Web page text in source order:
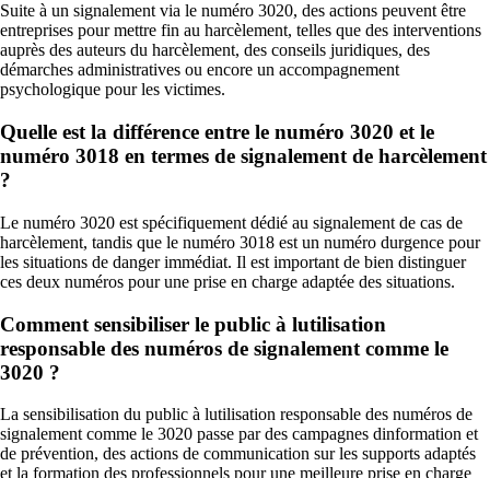
Suite à un signalement via le numéro 3020, des actions peuvent être
entreprises pour mettre fin au harcèlement, telles que des interventions
auprès des auteurs du harcèlement, des conseils juridiques, des
démarches administratives ou encore un accompagnement
psychologique pour les victimes.
Quelle est la différence entre le numéro 3020 et le
numéro 3018 en termes de signalement de harcèlement
?
Le numéro 3020 est spécifiquement dédié au signalement de cas de
harcèlement, tandis que le numéro 3018 est un numéro durgence pour
les situations de danger immédiat. Il est important de bien distinguer
ces deux numéros pour une prise en charge adaptée des situations.
Comment sensibiliser le public à lutilisation
responsable des numéros de signalement comme le
3020 ?
La sensibilisation du public à lutilisation responsable des numéros de
signalement comme le 3020 passe par des campagnes dinformation et
de prévention, des actions de communication sur les supports adaptés
et la formation des professionnels pour une meilleure prise en charge